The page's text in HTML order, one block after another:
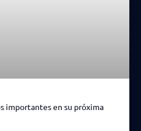
importantes en su próxima